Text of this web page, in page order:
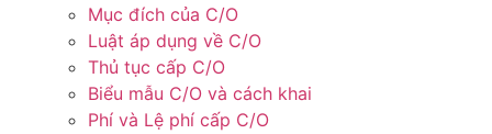
Mục đích của C/O
Luật áp dụng về C/O
Thủ tục cấp C/O
Biểu mẫu C/O và cách khai
Phí và Lệ phí cấp C/O